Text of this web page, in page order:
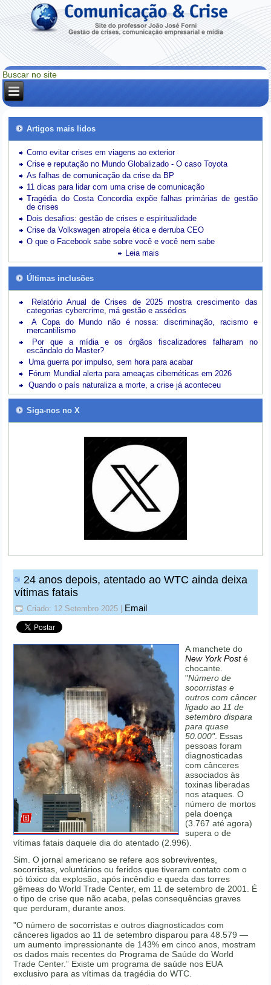
Artigos mais lidos
Como evitar crises em viagens ao exterior
Crise e reputação no Mundo Globalizado - O caso Toyota
As falhas de comunicação da crise da BP
11 dicas para lidar com uma crise de comunicação
Tragédia do Costa Concordia expõe falhas primárias de gestão
de crises
Dois desafios: gestão de crises e espiritualidade
Crise da Volkswagen atropela ética e derruba CEO
O que o Facebook sabe sobre você e você nem sabe
Leia mais
Últimas inclusões
Relatório Anual de Crises de 2025 mostra crescimento das
categorias cybercrime, má gestão e assédios
A Copa do Mundo não é nossa: discriminação, racismo e
mercantilismo
Por que a mídia e os órgãos fiscalizadores falharam no
escândalo do Master?
Uma guerra por impulso, sem hora para acabar
Fórum Mundial alerta para ameaças cibernéticas em 2026
Quando o país naturaliza a morte, a crise já aconteceu
Siga-nos no X
24 anos depois, atentado ao WTC ainda deixa
vítimas fatais
Criado: 12 Setembro 2025 Email
A manchete do
New York Posté
chocante.
"Número de
socorristas e
outros com câncer
ligado ao 11 de
setembro dispara
para quase
50.000". Essas
pessoas foram
diagnosticadas
com cânceres
associados às
toxinas liberadas
nos ataques. O
número de mortos
pela doença
(3.767 até agora)
supera o de
vítimas fatais daquele dia do atentado (2.996).
Sim. O jornal americano se refere aos sobreviventes,
socorristas, voluntários ou feridos que tiveram contato com o
pó tóxico da explosão, após incêndio e queda das torres
gêmeas do World Trade Center, em 11 de setembro de 2001. É
o tipo de crise que não acaba, pelas consequências graves
que perduram, durante anos.
"O número de socorristas e outros diagnosticados com
cânceres ligados ao 11 de setembro disparou para 48.579 —
um aumento impressionante de 143% em cinco anos, mostram
os dados mais recentes do Programa de Saúde do World
Trade Center.” Existe um programa de saúde nos EUA
exclusivo para as vítimas da tragédia do WTC.